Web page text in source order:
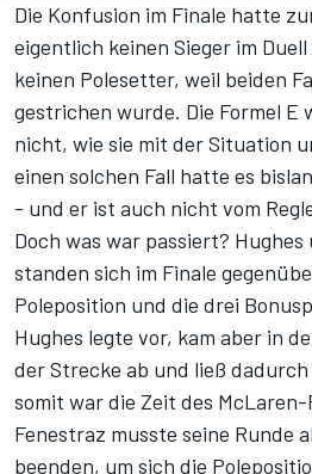
Die Konfusion im Finale hatte
eigentlich keinen Sieger im
keinen Polesetter, weil beiden
gestrichen wurde. Die Formel E
nicht, wie sie mit der Situation
einen solchen Fall hatte es
- und er ist auch nicht vom
Doch was war passiert?
standen sich im Finale
Poleposition und die drei
Hughes legte vor, kam aber in
der Strecke ab und ließ
somit war die Zeit des
Fenestraz musste seine Runde
beenden, um sich die